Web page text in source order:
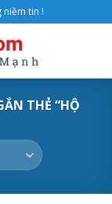
niềm tin !
THẺ “HỘ